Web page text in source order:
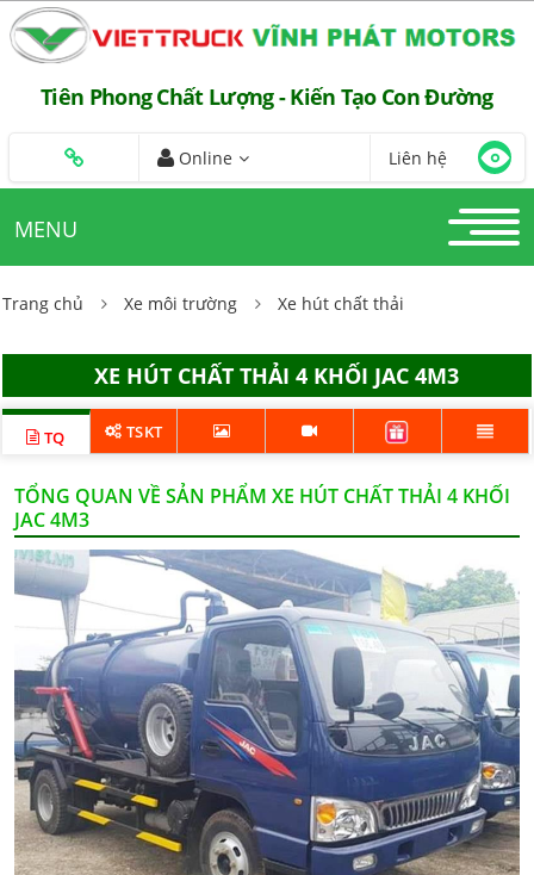
Tiên Phong Chất Lượng - Kiến Tạo Con Đường
Online Liên hệ
MENU
Trang chủ Xe môi trường Xe hút chất thải
XE HÚT CHẤT THẢI 4 KHỐI JAC 4M3
TQ TSKT
TỔNG QUAN VỀ SẢN PHẨM XE HÚT CHẤT THẢI 4 KHỐI
JAC 4M3